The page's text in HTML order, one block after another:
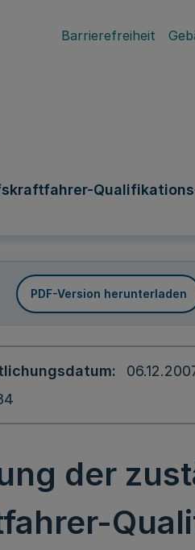
Barrierefreiheit
PDF-Version herunterladen
der